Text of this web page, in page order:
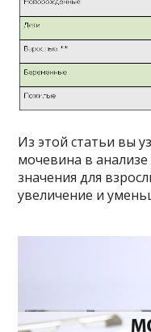
Из этой статьи вы
мочевина в
значения для
увеличение и